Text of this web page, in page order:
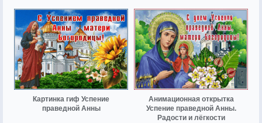
Картинка гиф Успение
праведной Анны
Анимационная открытка
Успение праведной Анны.
Радости и лёгкости